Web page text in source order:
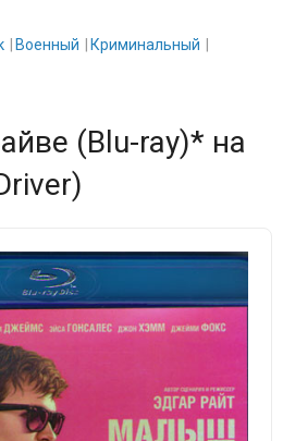
Военный
Криминальный
(Blu-ray)* на